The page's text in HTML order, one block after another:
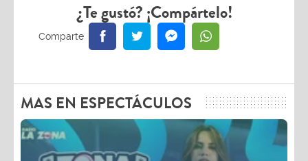
¿Te gustó? ¡Compártelo!
MAS EN ESPECTÁCULOS